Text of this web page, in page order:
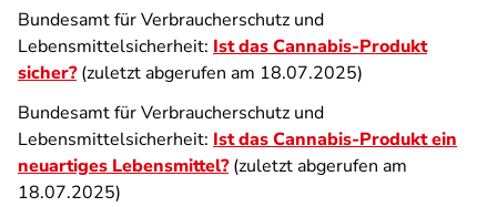
Bundesamt für Verbraucherschutz und
Lebensmittelsicherheit: Ist das Cannabis-Produkt
sicher?(zuletzt abgerufen am 18.07.2025)
Bundesamt für Verbraucherschutz und
Lebensmittelsicherheit: Ist das Cannabis-Produkt ein
neuartiges Lebensmittel?(zuletzt abgerufen am
18.07.2025)